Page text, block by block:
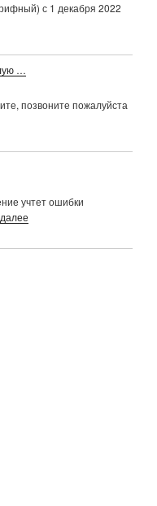
с 1 декабря 2022
…
позвоните пожалуйста
учтет ошибки